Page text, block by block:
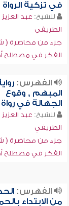
في تزكية الرواة
للشيخ: عبد
الطريفي
جزء من محاضرة (
الفكر في مصطلح أهل
الفهرس:
المبهم , وقوع
الجهالة في
للشيخ: عبد
الطريفي
جزء من محاضرة (
الفكر في مصطلح أهل
الفهرس:
من الابتداء